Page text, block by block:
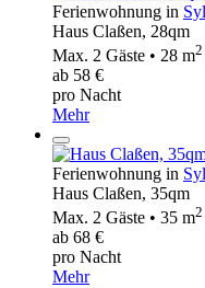
Ferienwohnung in
Haus Claßen, 28qm
Max. 2 Gäste • 28 m2
ab 58 €
pro Nacht
Mehr
Ferienwohnung in
Haus Claßen, 35qm
Max. 2 Gäste • 35 m2
ab 68 €
pro Nacht
Mehr